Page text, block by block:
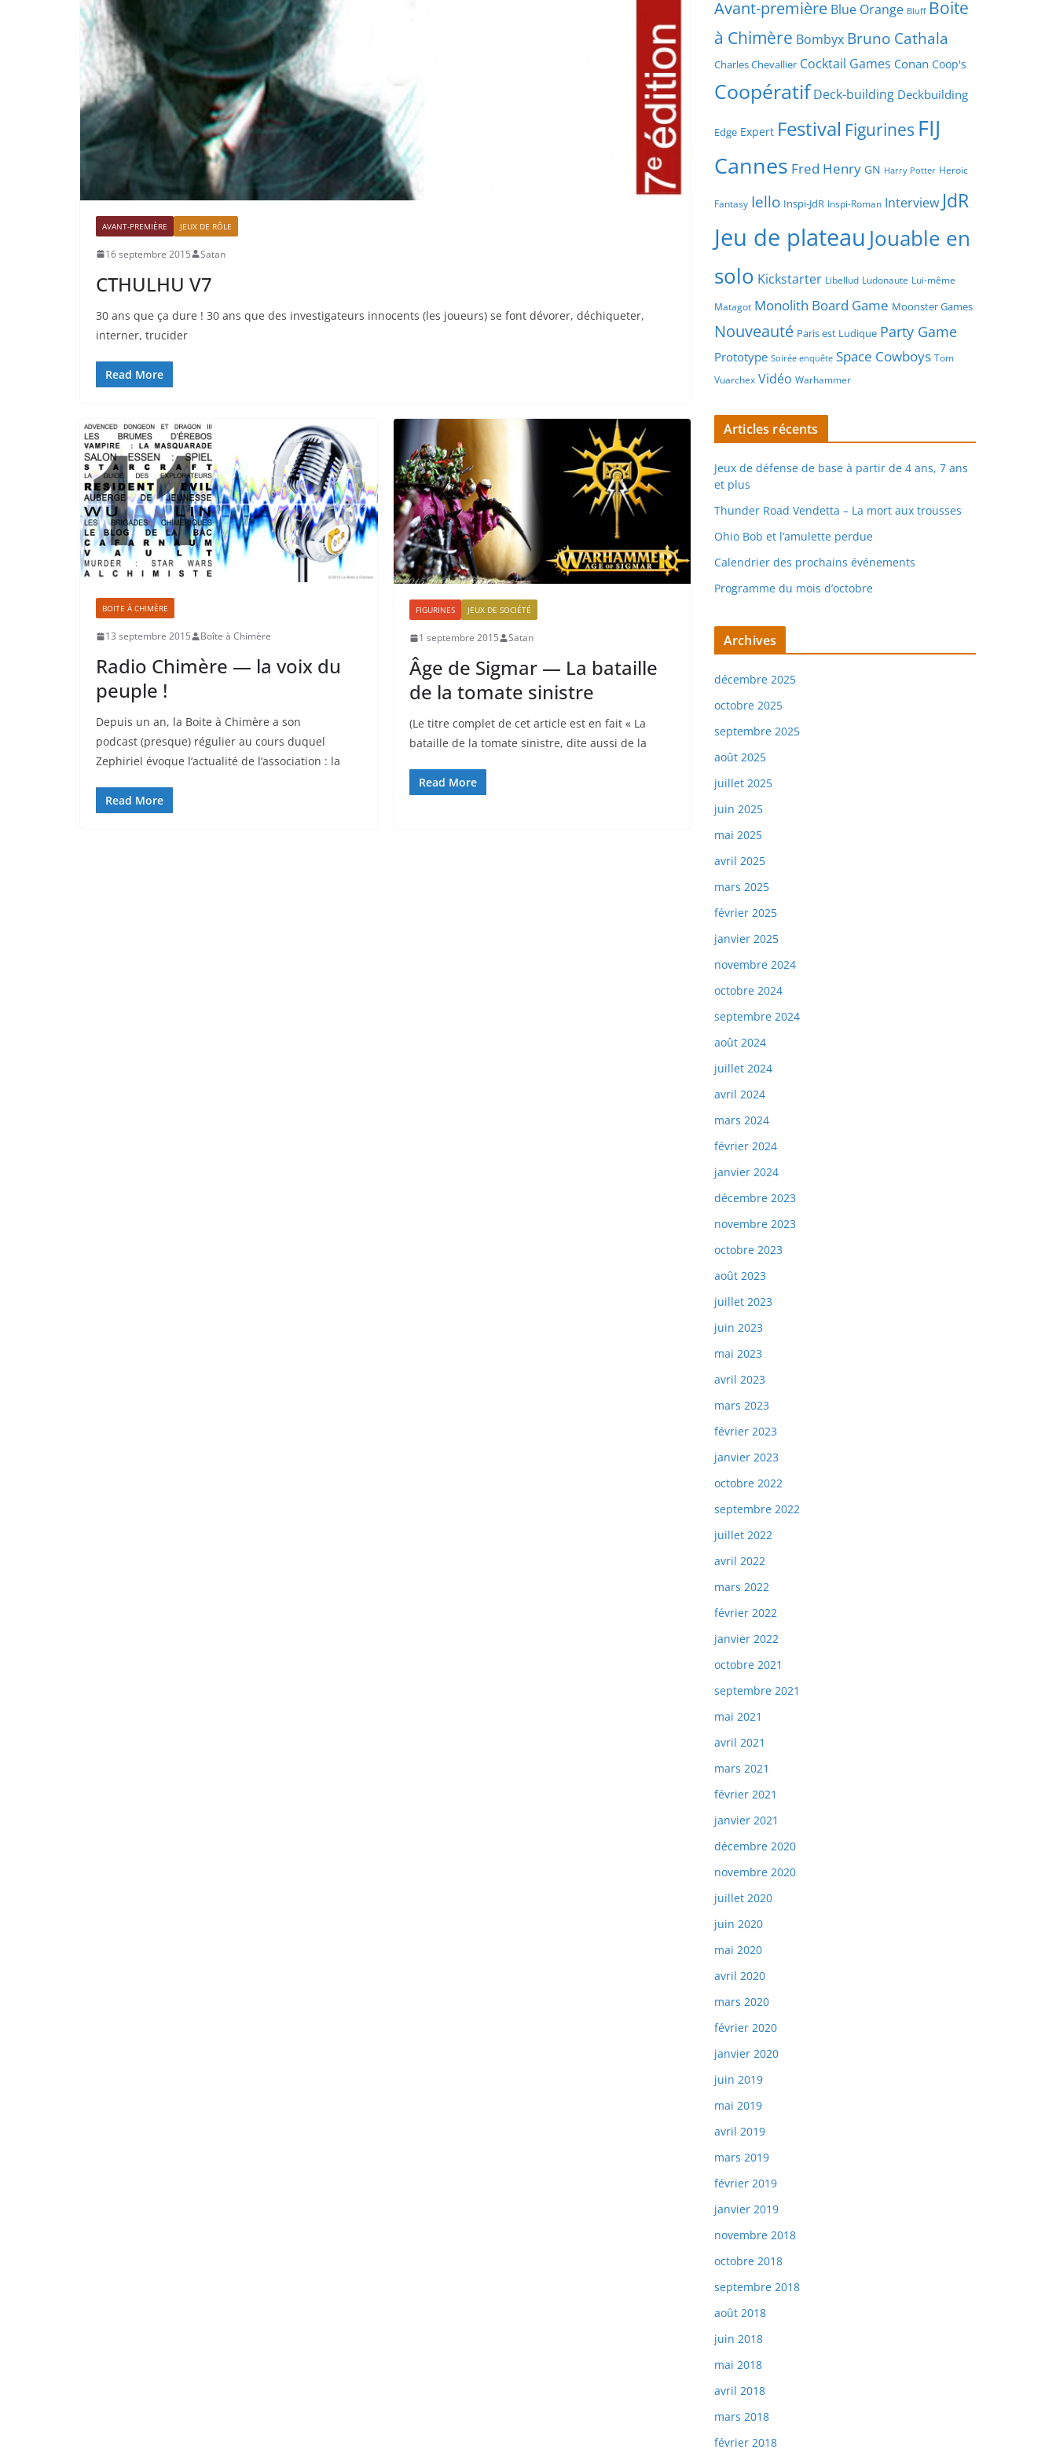
AVANT-PREMIÈRE JEUX DE RÔLE
16 septembre 2015 Satan
CTHULHU V7
30 ans que ça dure ! 30 ans que des investigateurs innocents (les joueurs) se font dévorer, déchiqueter,
interner, trucider
Read More
BOITE À CHIMÈRE
13 septembre 2015 Boîte à Chimère
Radio Chimère — la voix du
peuple !
Depuis un an, la Boite à Chimère a son
podcast (presque) régulier au cours duquel
Zephiriel évoque l’actualité de l’association : la
Read More
FIGURINES JEUX DE SOCIÉTÉ
1 septembre 2015 Satan
Âge de Sigmar — La bataille
de la tomate sinistre
(Le titre complet de cet article est en fait « La
bataille de la tomate sinistre, dite aussi de la
Read More
Avant-première Blue Orange Bluff Boite
à Chimère Bombyx Bruno Cathala
Charles Chevallier Cocktail Games Conan Coop's
Coopératif Deck-building Deckbuilding
Edge Expert Festival Figurines FIJ
Cannes Fred Henry GN Harry Potter Heroic
Fantasy Iello Inspi-JdR Inspi-Roman Interview JdR
Jeu de plateau Jouable en
solo Kickstarter Libellud Ludonaute Lui-même
Matagot Monolith Board Game Moonster Games
Nouveauté Paris est Ludique Party Game
Prototype Soirée enquête Space Cowboys Tom
Vuarchex Vidéo Warhammer
Articles récents
Jeux de défense de base à partir de 4 ans, 7 ans
et plus
Thunder Road Vendetta – La mort aux trousses
Ohio Bob et l’amulette perdue
Calendrier des prochains événements
Programme du mois d’octobre
Archives
décembre 2025
octobre 2025
septembre 2025
août 2025
juillet 2025
juin 2025
mai 2025
avril 2025
mars 2025
février 2025
janvier 2025
novembre 2024
octobre 2024
septembre 2024
août 2024
juillet 2024
avril 2024
mars 2024
février 2024
janvier 2024
décembre 2023
novembre 2023
octobre 2023
août 2023
juillet 2023
juin 2023
mai 2023
avril 2023
mars 2023
février 2023
janvier 2023
octobre 2022
septembre 2022
juillet 2022
avril 2022
mars 2022
février 2022
janvier 2022
octobre 2021
septembre 2021
mai 2021
avril 2021
mars 2021
février 2021
janvier 2021
décembre 2020
novembre 2020
juillet 2020
juin 2020
mai 2020
avril 2020
mars 2020
février 2020
janvier 2020
juin 2019
mai 2019
avril 2019
mars 2019
février 2019
janvier 2019
novembre 2018
octobre 2018
septembre 2018
août 2018
juin 2018
mai 2018
avril 2018
mars 2018
février 2018